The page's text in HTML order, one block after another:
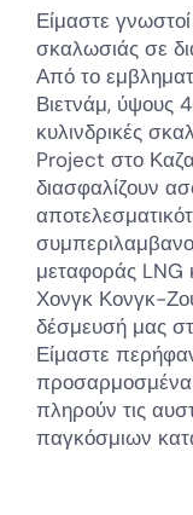
Είμαστε
σκαλωσιάς σε
Από το
Βιετνάμ, ύψους
κυλινδρικές
Project στο
διασφαλίζουν
μεταφοράς LNG
Χονγκ Κονγκ-
δέσμευσή μας
Είμαστε
πληρούν τις
παγκόσμιων